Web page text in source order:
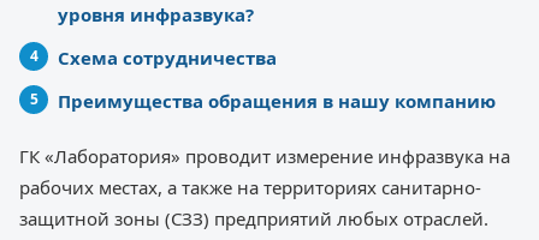
уровня инфразвука?
Схема сотрудничества
Преимущества обращения в нашу компанию
ГК «Лаборатория» проводит измерение инфразвука на
рабочих местах, а также на территориях санитарно-
защитной зоны (СЗЗ) предприятий любых отраслей.